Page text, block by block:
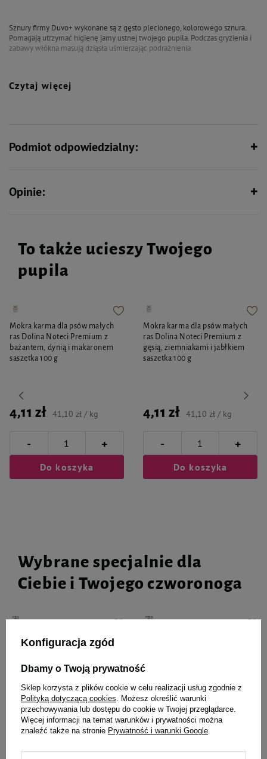
Sznury firmy Duvo+ wykonane są z gęsto plecionego, kolorowego sznura.
Pomagają utrzymać higienę jamy ustnej twojego pupila. Podczas gryzienia i
zabawy włókna masują dziąsła uśmierzając podrażnienia.
Kolor wysyłany losowo.
Czytaj więcej
Podmiot odpowiedzialny:
Opinie:
To także ucieszy Twojego
pupila
Mokra karma dla psów małych
ras Dolina Noteci Premium z
bażantem, dynią i makaronem
saszetka 100 g
4,11 zł 41,10 zł / kg
- +
Do koszyka
Mokra karma dla psów małych
ras Dolina Noteci Premium z
gęsią, ziemniakami i jabłkiem
saszetka 100 g
4,11 zł 41,10 zł / kg
- +
Do koszyka
Wybrane specjalnie dla
Ciebie i Twojego czworonoga
Mokra karma dla psa Dolina
Noteci Premium bogata w
LIMITOWANA
Najniższa cena z 30 dni przed
obniżką 7,99 zł -25%
5,99 zł 14,98 zł / kg
LIMITOWANA
Najniższa cena z 30 dni przed
obniżką 14,99 zł -33%
9,99 zł
Konfiguracja zgód
Dbamy o Twoją prywatność
Sklep korzysta z plików cookie w celu realizacji usług zgodnie z
Polityką dotyczącą cookies . Możesz określić warunki
przechowywania lub dostępu do cookie w Twojej przeglądarce.
Więcej informacji na temat warunków i prywatności można
znaleźć także na stronie Prywatność i warunki Google